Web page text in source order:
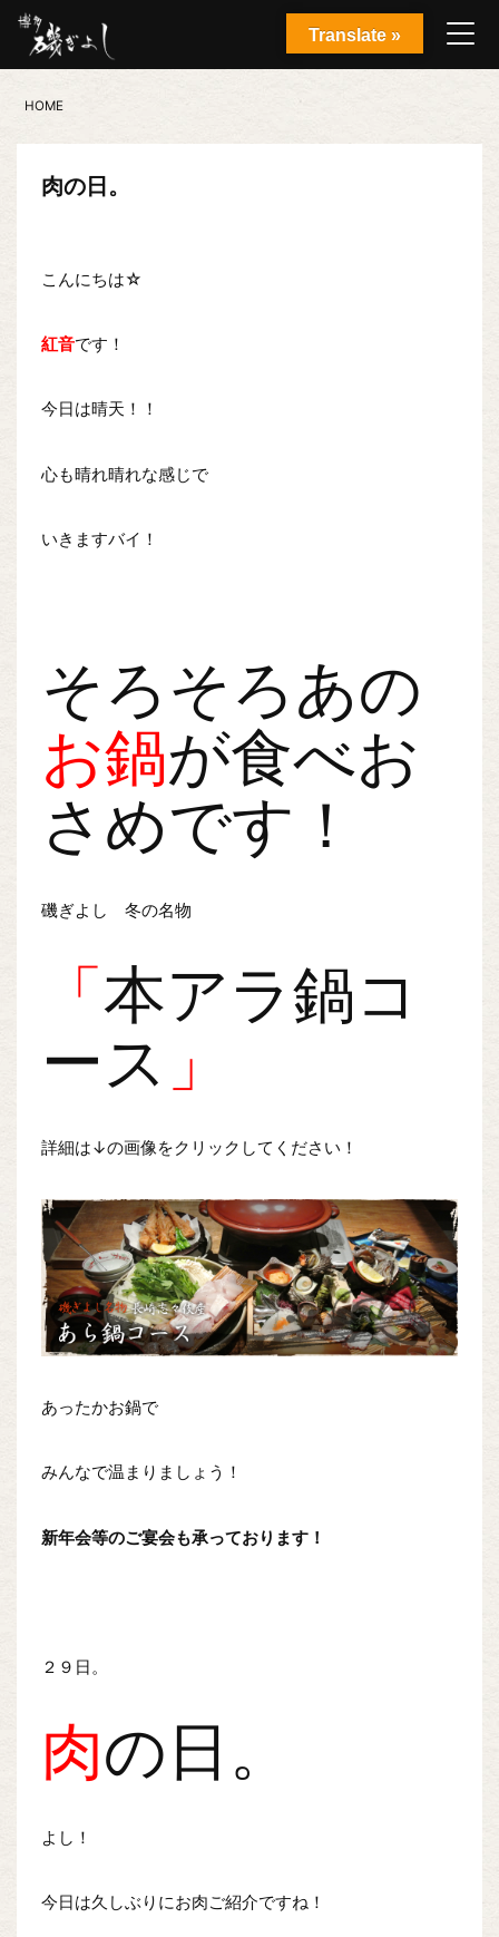
HOME
肉の日。
こんにちは☆
紅音です！
今日は晴天！！
心も晴れ晴れな感じで
いきますバイ！
そろそろあの
お鍋が食べお
さめです！
磯ぎよし 冬の名物
「本アラ鍋コ
ース 」
詳細は↓の画像をクリックしてください！
あったかお鍋で
みんなで温まりましょう！
新年会等のご宴会も承っております！
２９日。
肉の日。
よし！
今日は久しぶりにお肉ご紹介ですね！
Translate »